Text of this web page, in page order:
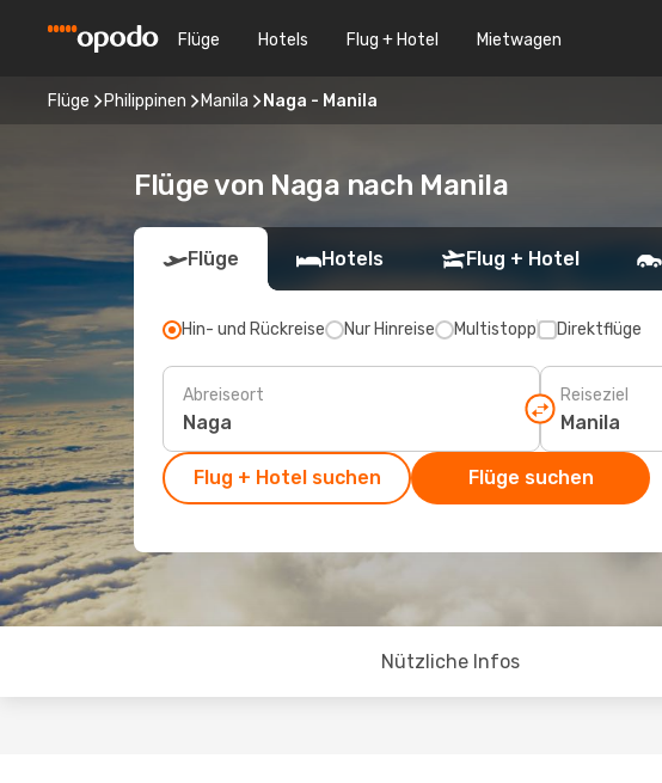
Flüge Hotels Flug + Hotel Mietwagen
Flüge Philippinen Manila Naga - Manila
Flüge von Naga nach Manila
Flüge Hotels Flug + Hotel
Hin- und Rückreise Nur Hinreise Multistopp Direktflüge
Abreiseort Reiseziel
Flug + Hotel suchen Flüge suchen
Nützliche Infos